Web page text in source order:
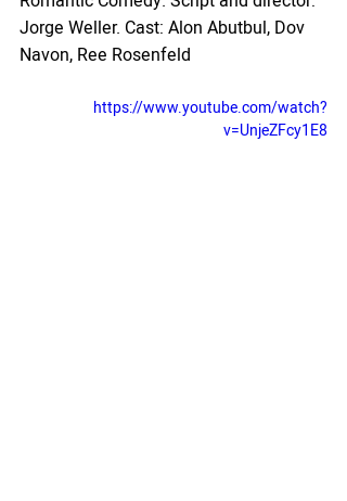
Jorge Weller. Cast: Alon Abutbul, Dov
Navon, Ree Rosenfeld
https://www.youtube.com/watch?
v=UnjeZFcy1E8